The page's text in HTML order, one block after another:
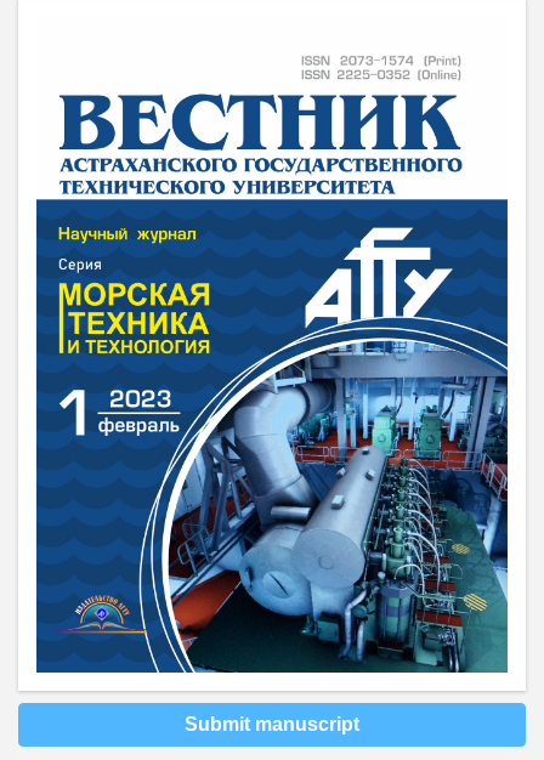
Submit manuscript